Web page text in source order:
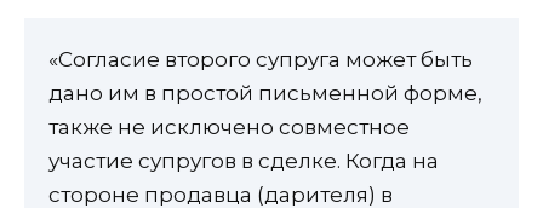
«Согласие второго супруга может быть
дано им в простой письменной форме,
также не исключено совместное
участие супругов в сделке. Когда на
стороне продавца (дарителя) в